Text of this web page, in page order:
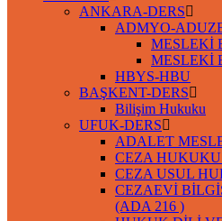
ANKARA-DERS
ADMYO-
MESLEKİ
MESLEKİ
HBYS-HBU
BAŞKENT-DERS
Bilişim Hukuku
UFUK-DERS
ADALET
CEZA
CEZA USUL
CEZAEVİ
(ADA 216 )